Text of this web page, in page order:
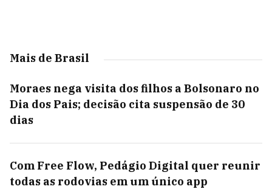
Mais de Brasil
Moraes nega visita dos filhos a Bolsonaro no
Dia dos Pais; decisão cita suspensão de 30
dias
Com Free Flow, Pedágio Digital quer reunir
todas as rodovias em um único app